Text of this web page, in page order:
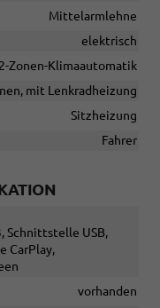
Mittelarmlehne
elektrisch
2-Zonen-Klimaautomatik
mit Lenkradheizung
Sitzheizung
Fahrer
Schnittstelle USB,
CarPlay,
vorhanden